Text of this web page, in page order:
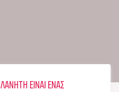
ΕΊΝΑΙ ΈΝΑΣ